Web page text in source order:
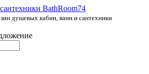
душевых кабин, ванн и сантехники